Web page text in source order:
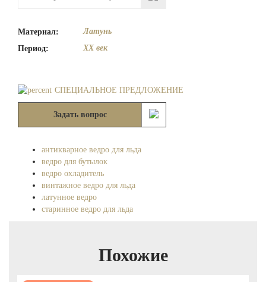
Материал:
Латунь
Период:
XX век
СПЕЦИАЛЬНОЕ ПРЕДЛОЖЕНИЕ
Задать вопрос
антикварное ведро для льда
ведро для бутылок
ведро охладитель
винтажное ведро для льда
латунное ведро
старинное ведро для льда
Похожие